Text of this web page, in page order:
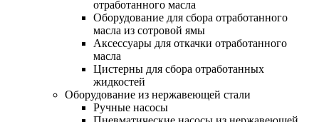
отработанного масла
Оборудование для сбора отработанного
масла из сотровой ямы
Аксессуары для откачки отработанного
масла
Цистерны для сбора отработанных
жидкостей
Оборудование из нержавеющей стали
Ручные насосы